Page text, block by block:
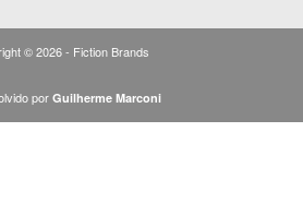
© 2026 - Fiction Brands
por Guilherme Marconi